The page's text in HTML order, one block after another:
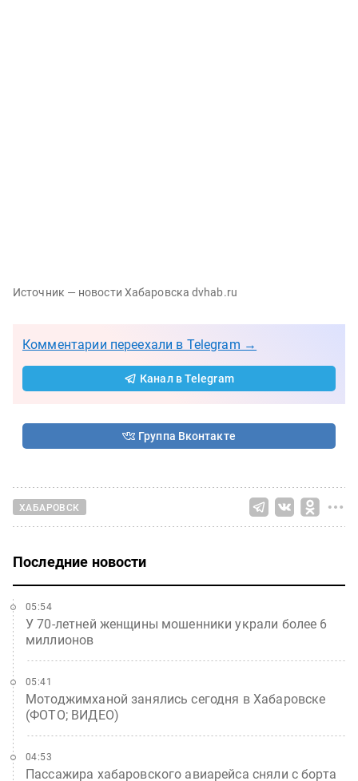
Источник — новости Хабаровска dvhab.ru
Комментарии переехали в Telegram →
Канал в Telegram
Группа Вконтакте
ХАБАРОВСК
Последние новости
У 70-летней женщины мошенники украли более 6
миллионов
05:54
Мотоджимханой занялись сегодня в Хабаровске
(ФОТО; ВИДЕО)
05:41
Пассажира хабаровского авиарейса сняли с борта
04:53